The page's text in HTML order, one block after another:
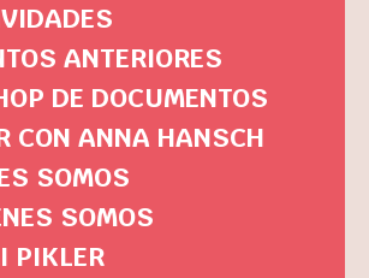
ANTERIORES
DE DOCUMENTOS
CON ANNA HANSCH
SOMOS
SOMOS
PIKLER